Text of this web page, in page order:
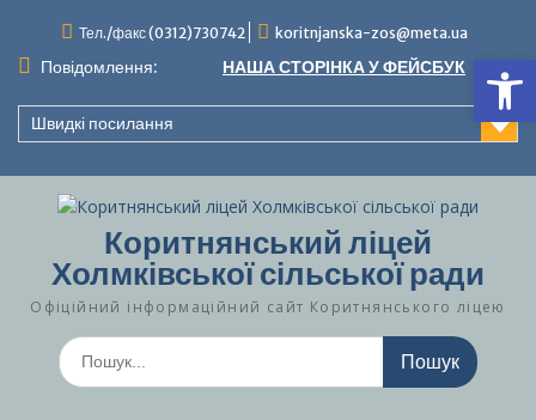
вмісту
Тел./факс (0312)730742 koritnjanska-zos@meta.ua
Повідомлення: НАША СТОРІНКА У ФЕЙСБУК
Швидкі посилання
Коритнянський ліцей
Холмківської сільської ради
Офіційний інформаційний сайт Коритнянського ліцею
Шукати: